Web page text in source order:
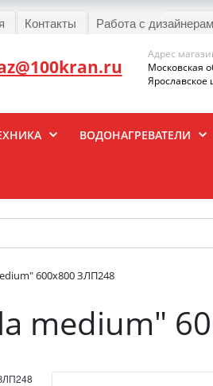
Контакты Работа с
Адрес
Московская
Ярославское
ВОДОНАГРЕВАТЕЛИ
600x800 ЗЛП248
medium"